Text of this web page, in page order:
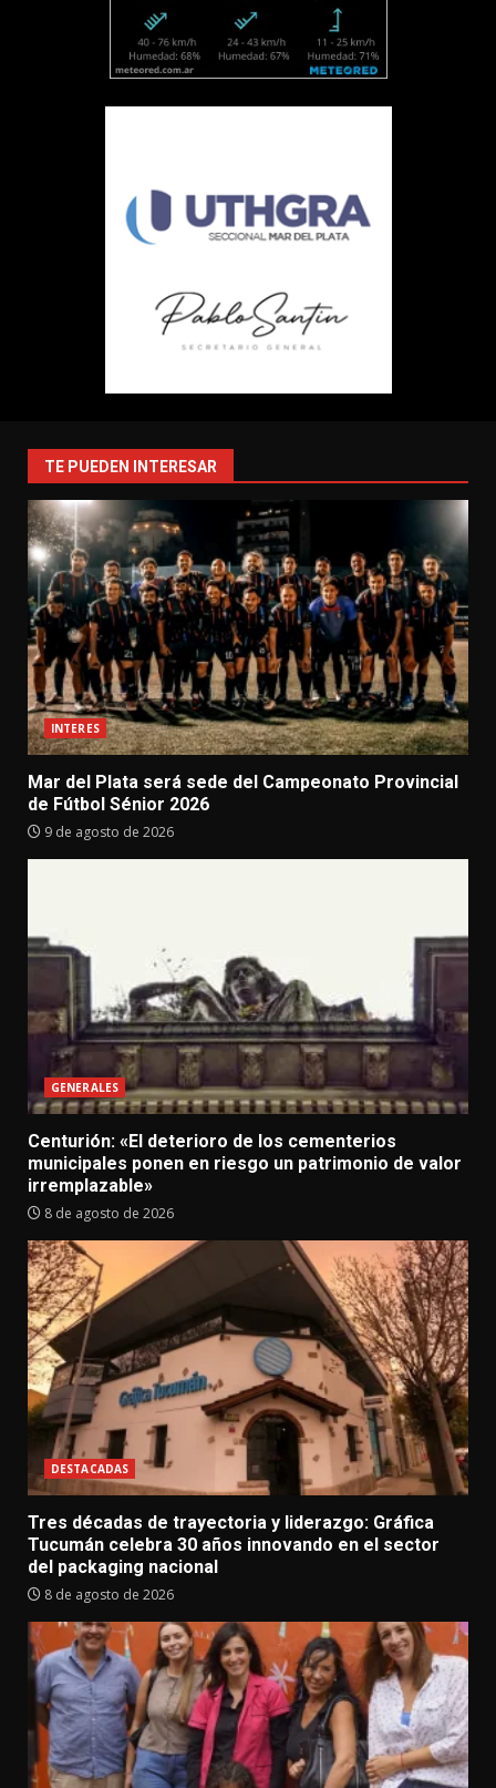
TE PUEDEN INTERESAR
INTERES
Mar del Plata será sede del Campeonato Provincial
de Fútbol Sénior 2026
9 de agosto de 2026
GENERALES
Centurión: «El deterioro de los cementerios
municipales ponen en riesgo un patrimonio de valor
irremplazable»
8 de agosto de 2026
DESTACADAS
Tres décadas de trayectoria y liderazgo: Gráfica
Tucumán celebra 30 años innovando en el sector
del packaging nacional
8 de agosto de 2026